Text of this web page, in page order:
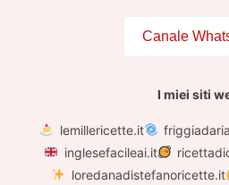
Canale
I miei siti
lemillericette.it
inglesefacileai.it
loredanadistefanoricette.it